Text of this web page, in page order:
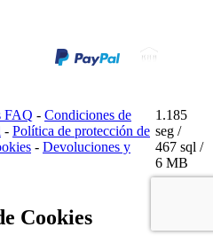
FAQ - Condiciones de
- Política de protección de
- Devoluciones y
1.185
seg /
467 sql /
6 MB
Cookies